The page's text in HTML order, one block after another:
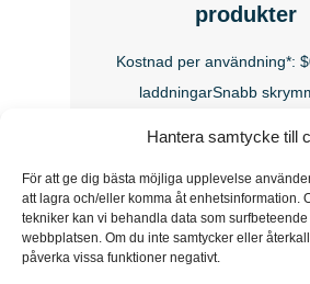
Hantera samtycke till
För att ge dig bästa möjliga upplevelse
att lagra och/eller komma åt enhetsinformation.
tekniker kan vi behandla data som
webbplatsen. Om du inte samtycker eller
påverka vissa funktioner negativt.
produkter
Kostnad per användning*:
laddningarSnabb